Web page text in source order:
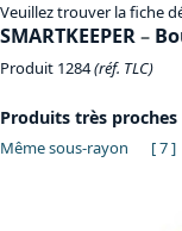
Veuillez trouver la fiche
SMARTKEEPER–
Produit 1284(réf. TLC)
Produits très proches
Même sous-rayon [ 7 ]